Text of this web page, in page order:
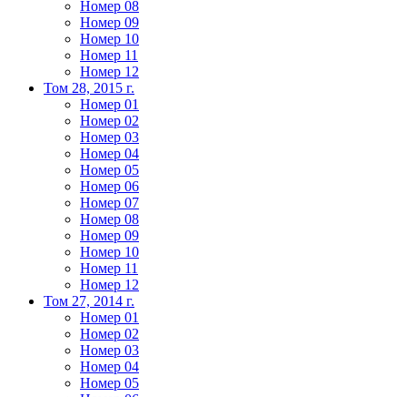
Номер 08
Номер 09
Номер 10
Номер 11
Номер 12
Том 28, 2015 г.
Номер 01
Номер 02
Номер 03
Номер 04
Номер 05
Номер 06
Номер 07
Номер 08
Номер 09
Номер 10
Номер 11
Номер 12
Том 27, 2014 г.
Номер 01
Номер 02
Номер 03
Номер 04
Номер 05